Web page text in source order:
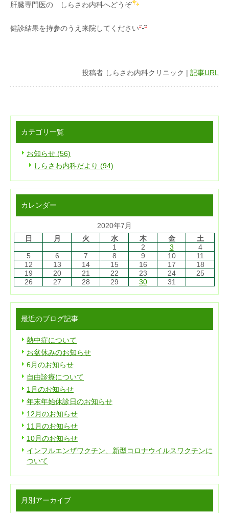
肝臓専門医の しらさわ内科へどうぞ
健診結果を持参のうえ来院してください
投稿者 しらさわ内科クリニック | 記事URL
カテゴリ一覧
お知らせ (56)
しらさわ内科だより (94)
カレンダー
2020年7月
日
月 火 水 木 金
土
1
2 3
4
5
6 7 8 9 10
11
12
13 14 15 16 17
18
19
20 21 22 23 24
25
26
27 28 29 30 31
最近のブログ記事
熱中症について
お盆休みのお知らせ
6月のお知らせ
自由診療について
1月のお知らせ
年末年始休診日のお知らせ
12月のお知らせ
11月のお知らせ
10月のお知らせ
インフルエンザワクチン、新型コロナウイルスワクチンに
ついて
月別アーカイブ